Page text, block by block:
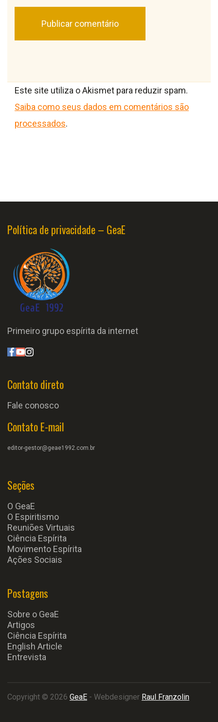
Este site utiliza o Akismet para reduzir spam.
Saiba como seus dados em comentários são
processados.
Política de privacidade – GeaE
Primeiro grupo espírita da internet
Contato direto
Fale conosco
Contato E-mail
editor-gestor@geae1992.com.br
Seções
O GeaE
O Espiritismo
Reuniões Virtuais
Ciência Espírita
Movimento Espírita
Ações Sociais
Postagens
Sobre o GeaE
Artigos
Ciência Espírita
English Article
Entrevista
Copyright © 2026 GeaE - Webdesigner Raul Franzolin